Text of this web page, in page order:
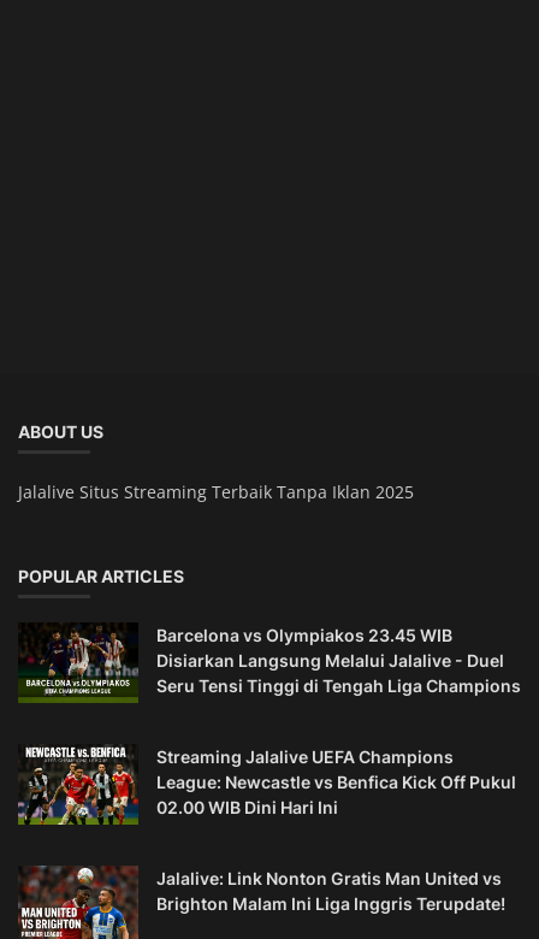
ABOUT US
Jalalive Situs Streaming Terbaik Tanpa Iklan 2025
POPULAR ARTICLES
Barcelona vs Olympiakos 23.45 WIB
Disiarkan Langsung Melalui Jalalive - Duel
Seru Tensi Tinggi di Tengah Liga Champions
Streaming Jalalive UEFA Champions
League: Newcastle vs Benfica Kick Off Pukul
02.00 WIB Dini Hari Ini
Jalalive: Link Nonton Gratis Man United vs
Brighton Malam Ini Liga Inggris Terupdate!